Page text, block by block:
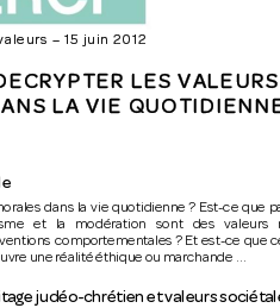
– 15 juin 2012
LES
LA VIE
dans la vie quotidienne ? Est-ce que
et la modération sont des valeurs
comportementales ? Et est-ce que
une réalité éthique ou marchande …
tage judéo-chrétien et valeurs